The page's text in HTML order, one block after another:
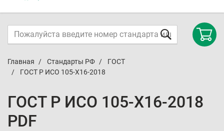
Главная Стандарты РФ
ГОСТ
ГОСТ Р ИСО 105-X16-2018
ГОСТ Р ИСО 105-X16-2018
PDF